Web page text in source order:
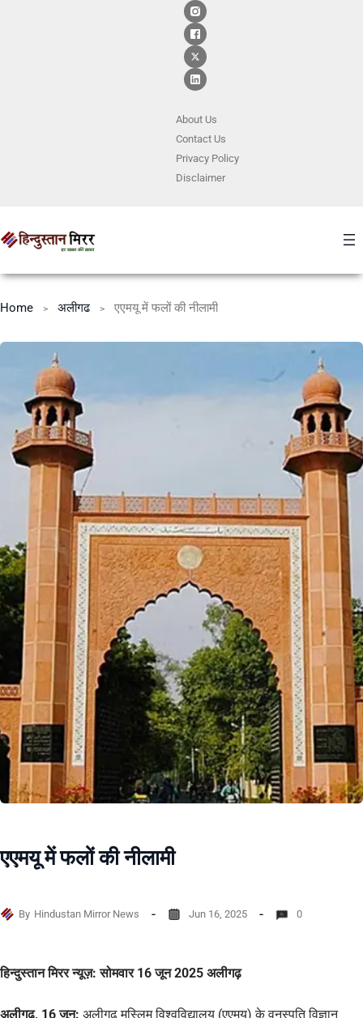
About Us
ContactUs
Privacy Policy
Disclaimer
Home अलीगढ एएमयू में फलों की नीलामी
एएमयू में फलों की नीलामी
By Hindustan Mirror News Jun 16, 2025 0
हिन्दुस्तान मिरर न्यूज़: सोमवार 16 जून 2025 अलीगढ़
अलीगढ़, 16 जून: अलीगढ़ मुस्लिम विश्वविद्यालय (एएमयू) के वनस्पति विज्ञान